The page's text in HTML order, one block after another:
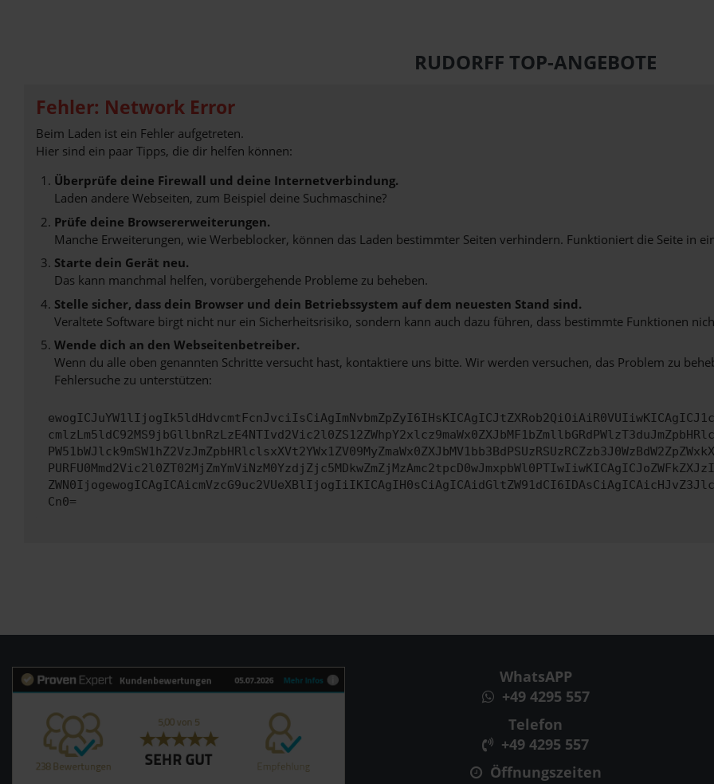
RUDORFF TOP-ANGEBOTE
Fehler: Network Error
Beim Laden ist ein Fehler aufgetreten.
Hier sind ein paar Tipps, die dir helfen können:
Überprüfe deine Firewall und deine Internetverbindung.
Laden andere Webseiten, zum Beispiel deine Suchmaschine?
Prüfe deine Browsererweiterungen.
Manche Erweiterungen, wie Werbeblocker, können das Laden bestimmter Seiten verhindern. Funktioniert die Seite in
Starte dein Gerät neu.
Das kann manchmal helfen, vorübergehende Probleme zu beheben.
Stelle sicher, dass dein Browser und dein Betriebssystem auf dem neuesten Stand sind.
Veraltete Software birgt nicht nur ein Sicherheitsrisiko, sondern kann auch dazu führen, dass bestimmte Funktionen
Wende dich an den Webseitenbetreiber.
Wenn du alle oben genannten Schritte versucht hast, kontaktiere uns bitte. Wir werden versuchen, das Problem zu
Fehlersuche zu unterstützen:
Cn0=
WhatsAPP
+49 4295 557
Telefon
+49 4295 557
Öffnungszeiten